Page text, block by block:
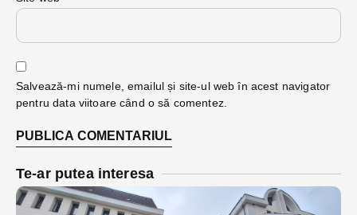
Salvează-mi numele, emailul și site-ul web în acest navigator
pentru data viitoare când o să comentez.
Te-ar putea interesa